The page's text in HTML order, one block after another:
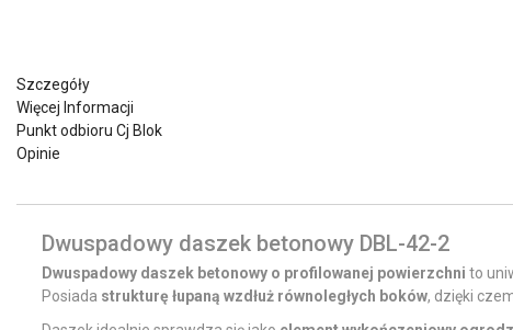
Szczegóły
Więcej Informacji
Punkt odbioru Cj Blok
Opinie
Dwuspadowy daszek betonowy DBL-42-2
Dwuspadowy daszek betonowy o profilowanej powierzchni to
Posiada strukturę łupaną wzdłuż równoległych boków, dzięki